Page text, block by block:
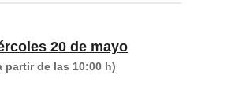
20 de mayo
partir de las 10:00 h)